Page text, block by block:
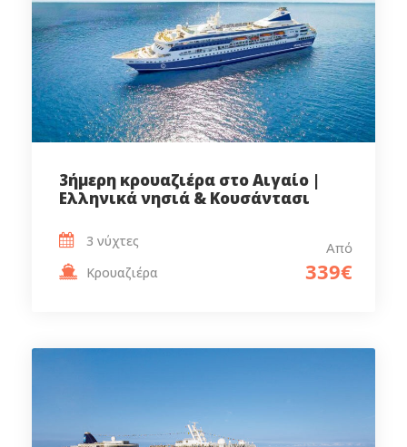
3ήμερη κρουαζιέρα στο Αιγαίο |
Ελληνικά νησιά & Κουσάντασι
Από
339€
3 νύχτες
Κρουαζιέρα